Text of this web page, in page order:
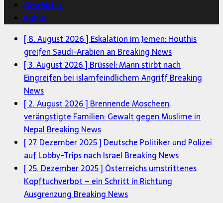
Geschichte
Kultur
[ 8. August 2026 ] Eskalation im Jemen: Houthis
greifen Saudi-Arabien an Breaking News
[ 3. August 2026 ] Brüssel: Mann stirbt nach
Eingreifen bei islamfeindlichem AngriffBreaking
News
[ 2. August 2026 ] Brennende Moscheen,
verängstigte Familien: Gewalt gegen Muslime in
Nepal Breaking News
[ 27. Dezember 2025 ] Deutsche Politiker und Polizei
auf Lobby-Trips nach Israel Breaking News
[ 25. Dezember 2025 ] Österreichs umstrittenes
Kopftuchverbot – ein Schritt in Richtung
Ausgrenzung Breaking News